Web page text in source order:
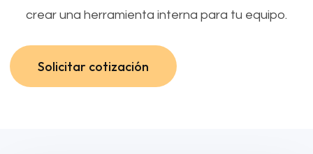
crear una herramienta interna para tu equipo.
Solicitar cotización
Solicitar cotización